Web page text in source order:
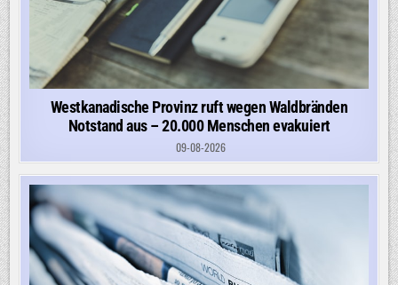
Westkanadische Provinz ruft wegen Waldbränden
Notstand aus – 20.000 Menschen evakuiert
09-08-2026